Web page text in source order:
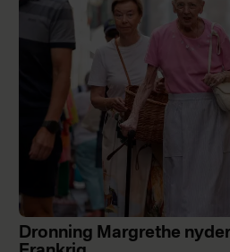
Dronning Margrethe